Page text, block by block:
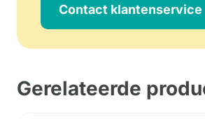
Contact
Gerelateerde